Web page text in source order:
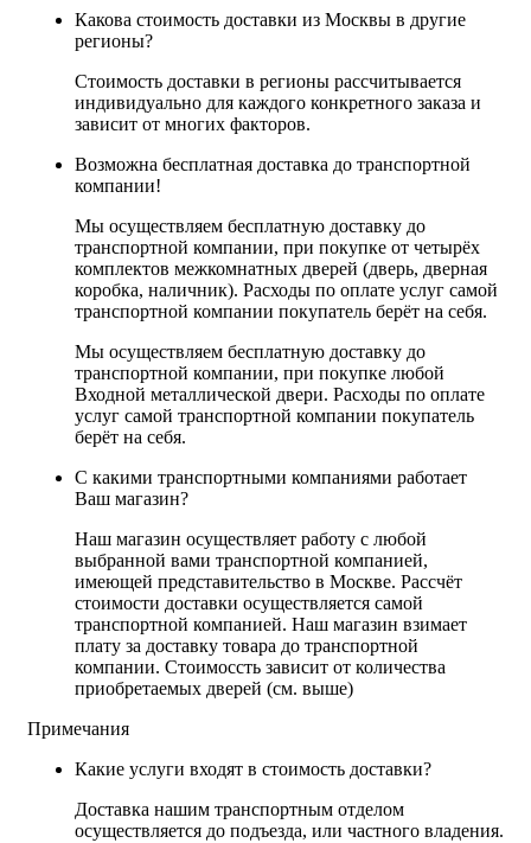
Какова стоимость доставки из Москвы в другие
регионы?
Стоимость доставки в регионы рассчитывается
индивидуально для каждого конкретного заказа и
зависит от многих факторов.
Возможна бесплатная доставка до транспортной
компании!
Мы осуществляем бесплатную доставку до
транспортной компании, при покупке от четырёх
комплектов межкомнатных дверей (дверь, дверная
коробка, наличник). Расходы по оплате услуг самой
транспортной компании покупатель берёт на себя.
Мы осуществляем бесплатную доставку до
транспортной компании, при покупке любой
Входной металлической двери. Расходы по оплате
услуг самой транспортной компании покупатель
берёт на себя.
С какими транспортными компаниями работает
Ваш магазин?
Наш магазин осуществляет работу с любой
выбранной вами транспортной компанией,
имеющей представительство в Москве. Рассчёт
стоимости доставки осуществляется самой
транспортной компанией. Наш магазин взимает
плату за доставку товара до транспортной
компании. Стоимоссть зависит от количества
приобретаемых дверей (см. выше)
Примечания
Какие услуги входят в стоимость доставки?
Доставка нашим транспортным отделом
осуществляется до подъезда, или частного владения.